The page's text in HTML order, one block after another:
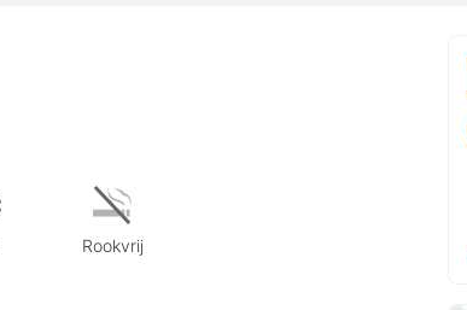
Rookvrij